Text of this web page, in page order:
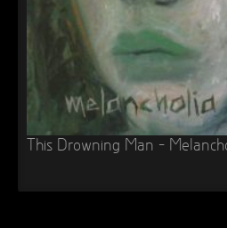
This Drowning Man –